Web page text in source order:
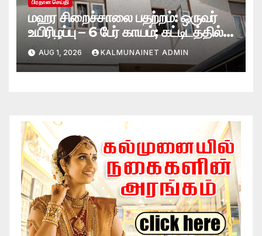
பிரதான செய்தி
மஹர சிறைச்சாலை பதற்றம்: ஒருவர்
உயிரிழப்பு – 6 பேர் காயம்; கட்டிடத்தில்
பாரிய தீ
AUG 1, 2026 KALMUNAINET ADMIN